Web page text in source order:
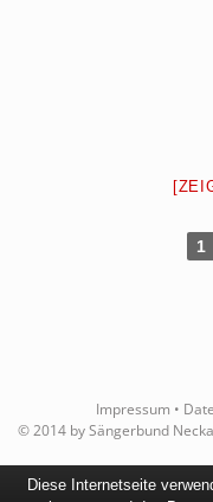
1
Impressum •
© 2014 by Sängerbund
Diese Internetseite